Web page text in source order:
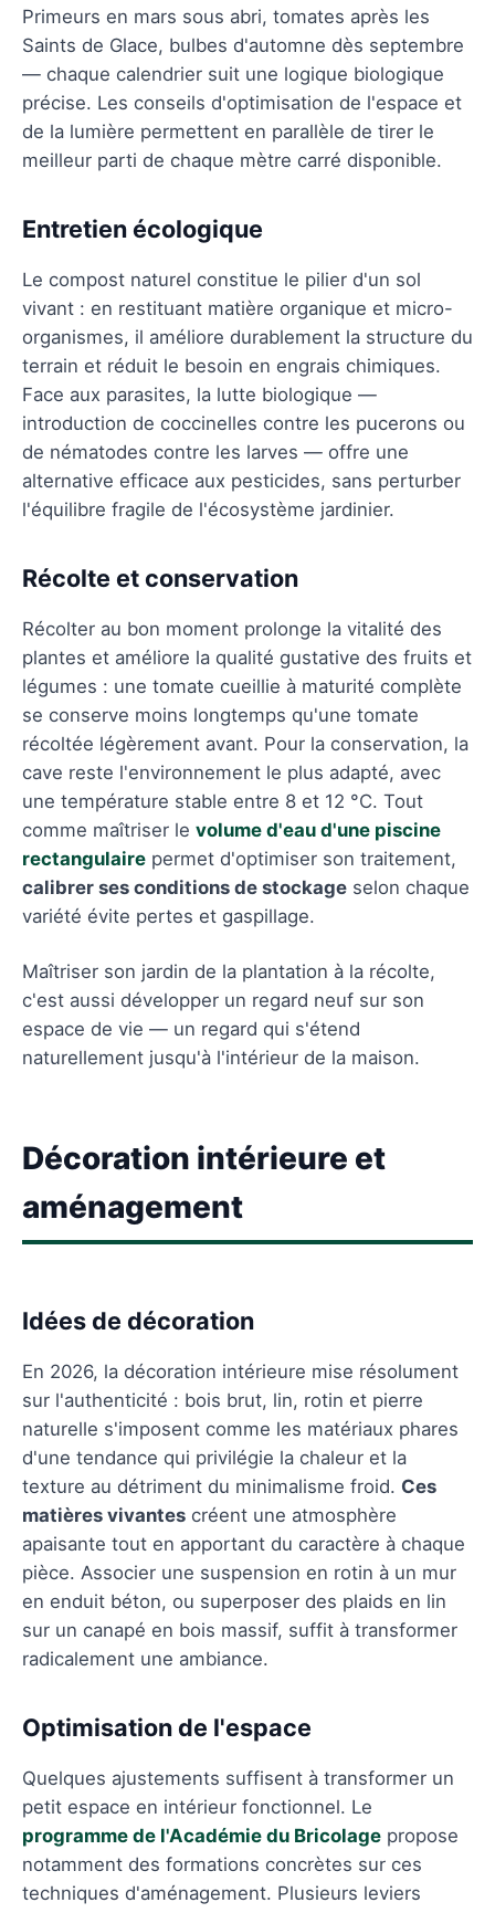
Primeurs en mars sous abri, tomates après les
Saints de Glace, bulbes d'automne dès septembre
— chaque calendrier suit une logique biologique
précise. Les conseils d'optimisation de l'espace et
de la lumière permettent en parallèle de tirer le
meilleur parti de chaque mètre carré disponible.
Entretien écologique
Le compost naturel constitue le pilier d'un sol
vivant : en restituant matière organique et micro-
organismes, il améliore durablement la structure du
terrain et réduit le besoin en engrais chimiques.
Face aux parasites, la lutte biologique —
introduction de coccinelles contre les pucerons ou
de nématodes contre les larves — offre une
alternative efficace aux pesticides, sans perturber
l'équilibre fragile de l'écosystème jardinier.
Récolte et conservation
Récolter au bon moment prolonge la vitalité des
plantes et améliore la qualité gustative des fruits et
légumes : une tomate cueillie à maturité complète
se conserve moins longtemps qu'une tomate
récoltée légèrement avant. Pour la conservation, la
cave reste l'environnement le plus adapté, avec
une température stable entre 8 et 12 °C. Tout
comme maîtriser le volume d'eau d'une piscine
rectangulaire permet d'optimiser son traitement,
calibrer ses conditions de stockage selon chaque
variété évite pertes et gaspillage.
Maîtriser son jardin de la plantation à la récolte,
c'est aussi développer un regard neuf sur son
espace de vie — un regard qui s'étend
naturellement jusqu'à l'intérieur de la maison.
Décoration intérieure et
aménagement
Idées de décoration
En 2026, la décoration intérieure mise résolument
sur l'authenticité : bois brut, lin, rotin et pierre
naturelle s'imposent comme les matériaux phares
d'une tendance qui privilégie la chaleur et la
texture au détriment du minimalisme froid. Ces
matières vivantes créent une atmosphère
apaisante tout en apportant du caractère à chaque
pièce. Associer une suspension en rotin à un mur
en enduit béton, ou superposer des plaids en lin
sur un canapé en bois massif, suffit à transformer
radicalement une ambiance.
Optimisation de l'espace
Quelques ajustements suffisent à transformer un
petit espace en intérieur fonctionnel. Le
programme de l'Académie du Bricolage propose
notamment des formations concrètes sur ces
techniques d'aménagement. Plusieurs leviers